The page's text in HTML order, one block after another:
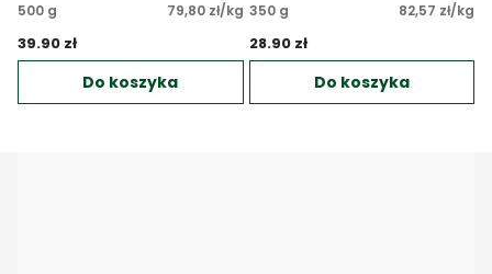
500 g
79,80 zł/kg
39.90 zł
Do koszyka
350 g 82,57 zł/kg
28.90 zł
Do koszyka